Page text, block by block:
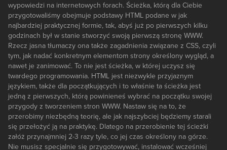
wypowiedzi na internetowych forach. Ścieżka, którą dla Ciebie
przygotowaliśmy obejmuje podstawy HTML podane w jak
najbardziej praktycznej formie, tak, abyś już po pierwszych kilku
godzinach był w stanie stworzyć swoją pierwszą stronę WWW.
Rzecz jasna tłumaczy ona także zagadnienia związane z CSS, czyli
tym, jak nadać konkretnym elementom strony określony wygląd, a
nawet je zanimować. To nie jest ścieżka, w której uczysz się
twardego programowania. HTML jest niezwykle przyjaznym
językiem, także dla początkujących i to właśnie ta ścieżka jest
jedną z pierwszych, którą powinieneś wybrać na początku swojej
przygody z tworzeniem stron WWW. Nastaw się na to, że
przerobimy niezbędną teorię, ale jak najszybciej będziemy starali
się przełożyć ją na praktykę. Dlatego na przerobienie tej ścieżki
załóż przynajmniej 2-3 razy tyle, co jej czas określony na górze.
Nie musisz specjalnie się przygotowywać, instalować wcześniej